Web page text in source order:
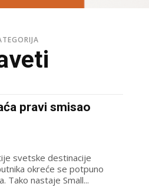
pravi smisao
svetske destinacije
okreće se potpuno
Tako nastaje Small...